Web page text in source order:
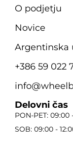
O podjetju
Novice
Argentinska
+386 59 022
Delovni čas
PON-PET: 09:00
SOB: 09:00 -